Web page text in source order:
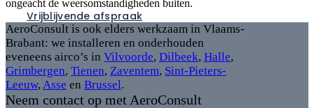
ongeacht de weersomstandigheden buiten.
Vrijblijvende afspraak
AeroConsult is ook elders werkzaam in Vlaams-
Brabant: we installeren en onderhouden
eveneens airco’s in Vilvoorde, Dilbeek, Halle,
Grimbergen, Tienen, Zaventem, Sint-Pieters-
Leeuw, Asse en Brussel.
Neem contact op met AeroConsult